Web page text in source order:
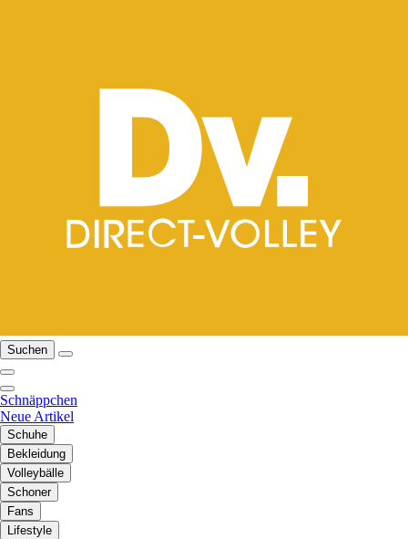
Suchen
Schnäppchen
Neue Artikel
Schuhe
Bekleidung
Volleybälle
Schoner
Fans
Lifestyle